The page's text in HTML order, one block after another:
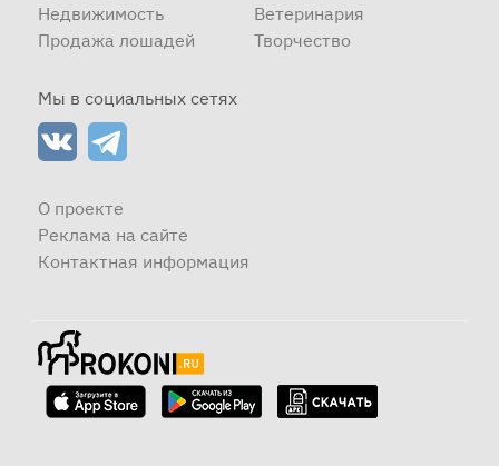
Недвижимость
Продажа лошадей
Ветеринария
Творчество
Мы в социальных сетях
О проекте
Реклама на сайте
Контактная информация